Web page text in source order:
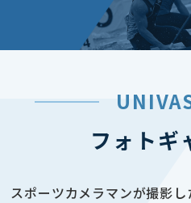
フォトギ
スポーツカメラマンが撮影